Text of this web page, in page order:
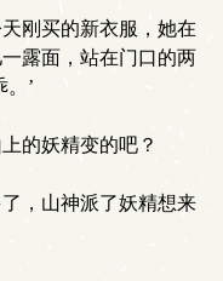
刚买的新衣服，她在
露面，站在门口的两
’
的妖精变的吧？
，山神派了妖精想来